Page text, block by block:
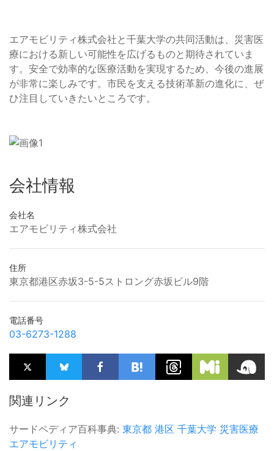
エアモビリティ株式会社と千葉大学の共同活動は、災害医
療における新しい可能性を広げるものと期待されていま
す。安全で効率的な医療活動を実現するため、今後の進展
が非常に楽しみです。市民を支える技術革新の進化に、ぜ
ひ注目していきたいところです。
会社情報
会社名
エアモビリティ株式会社
住所
東京都港区赤坂3-5-5ストロング赤坂ビル9階
電話番号
03-6273-1288
関連リンク
サードペディア百科事典: 東京都 港区 千葉大学 災害医療
エアモビリティ